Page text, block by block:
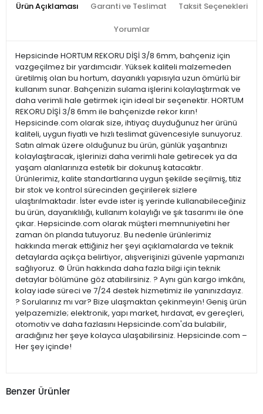
Ürün Açıklaması Garanti ve Teslimat Taksit Seçenekleri
Yorumlar
Hepsicinde HORTUM REKORU DİŞİ 3/8 6mm, bahçeniz için
vazgeçilmez bir yardımcıdır. Yüksek kaliteli malzemeden
üretilmiş olan bu hortum, dayanıklı yapısıyla uzun ömürlü bir
kullanım sunar. Bahçenizin sulama işlerini kolaylaştırmak ve
daha verimli hale getirmek için ideal bir seçenektir. HORTUM
REKORU DİŞİ 3/8 6mm ile bahçenizde rekor kırın!
Hepsicinde.com olarak size, ihtiyaç duyduğunuz her ürünü
kaliteli, uygun fiyatlı ve hızlı teslimat güvencesiyle sunuyoruz.
Satın almak üzere olduğunuz bu ürün, günlük yaşantınızı
kolaylaştıracak, işlerinizi daha verimli hale getirecek ya da
yaşam alanlarınıza estetik bir dokunuş katacaktır.
Ürünlerimiz, kalite standartlarına uygun şekilde seçilmiş, titiz
bir stok ve kontrol sürecinden geçirilerek sizlere
ulaştırılmaktadır. İster evde ister iş yerinde kullanabileceğiniz
bu ürün, dayanıklılığı, kullanım kolaylığı ve şık tasarımı ile öne
çıkar. Hepsicinde.com olarak müşteri memnuniyetini her
zaman ön planda tutuyoruz. Bu nedenle ürünlerimiz
hakkında merak ettiğiniz her şeyi açıklamalarda ve teknik
detaylarda açıkça belirtiyor, alışverişinizi güvenle yapmanızı
sağlıyoruz. ⚙️ Ürün hakkında daha fazla bilgi için teknik
detaylar bölümüne göz atabilirsiniz. ? Aynı gün kargo imkânı,
kolay iade süreci ve 7/24 destek hizmetimiz ile yanınızdayız.
? Sorularınız mı var? Bize ulaşmaktan çekinmeyin! Geniş ürün
yelpazemizle; elektronik, yapı market, hırdavat, ev gereçleri,
otomotiv ve daha fazlasını Hepsicinde.com'da bulabilir,
aradığınız her şeye kolayca ulaşabilirsiniz. Hepsicinde.com –
Her şey içinde!
Benzer Ürünler